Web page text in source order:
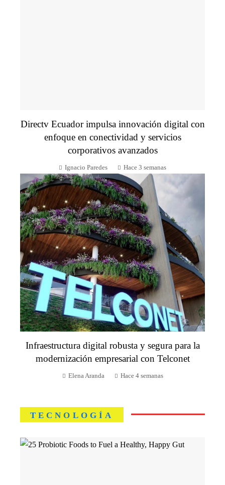
Directv Ecuador impulsa innovación digital con
enfoque en conectividad y servicios
corporativos avanzados
Ignacio Paredes Hace 3 semanas
Infraestructura digital robusta y segura para la
modernización empresarial con Telconet
Elena Aranda Hace 4 semanas
TECNOLOGÍA